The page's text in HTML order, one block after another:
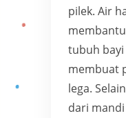
pilek. Air
tubuh bayi
membuat
lega.
dari